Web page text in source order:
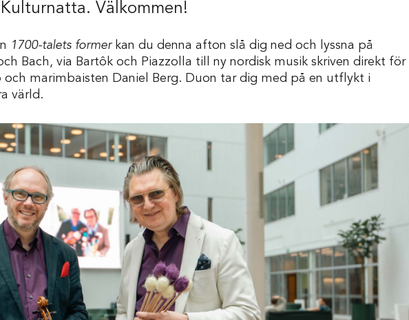
Skola
Välkommen!
1700-talets formerkan du denna afton slå dig ned och lyssna på
Bach, via Bartôk och Piazzolla till ny nordisk musik skriven direkt för
och marimbaisten Daniel Berg. Duon tar dig med på en utflykt i
värld.